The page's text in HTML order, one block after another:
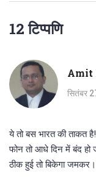
12 टिप्पणि
Amit
सितंबर
ये तो बस भारत की ताकत
फोन तो आधे दिन में बंद हो
ठीक हुई तो बिकेगा जमकर।